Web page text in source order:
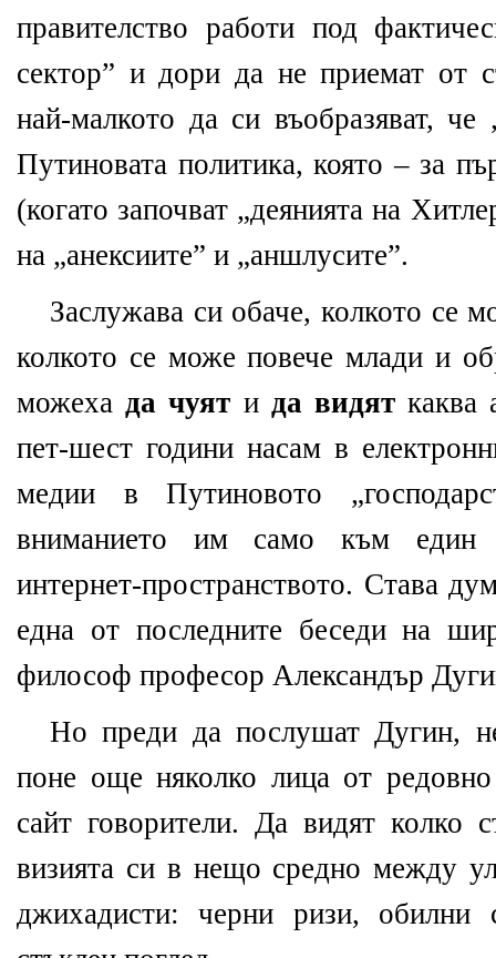
правителство работи под
сектор” и дори да не приемат от
най-малкото да си въобразяват, че
Путиновата политика, която – за
(когато започват „деянията на
на „анексиите” и „аншлусите”.
Заслужава си обаче, колкото се
колкото се може повече млади и
можехада чуят и да видят каква
пет-шест години насам в
медии в Путиновото
вниманието им само към един
интернет-пространството. Става
една от последните беседи на
философ професор Александър
Но преди да послушат Дугин,
поне още няколко лица от
сайт говорители. Да видят колко
визията си в нещо средно между
джихадисти: черни ризи, обилни